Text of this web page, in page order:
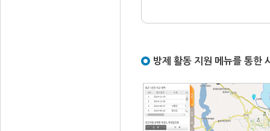
방제 활동 지원 메뉴를 통한